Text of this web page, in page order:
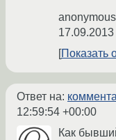
anonymous
Показать
Ответ на:
12:59:54 +00:00
Как